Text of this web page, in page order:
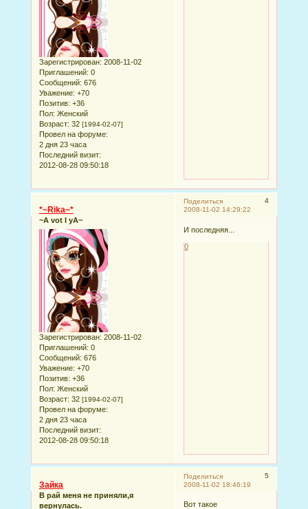
Зарегистрирован: 2008-11-02
Приглашений: 0
Сообщений: 676
Уважение: +70
Позитив: +36
Пол: Женский
Возраст: 32 [1994-02-07]
Провел на форуме:
2 дня 23 часа
Последний визит:
2012-08-28 09:50:18
Поделиться
4
2008-11-02 14:29:22
*~Rika~*
~A vot I yA~
Зарегистрирован: 2008-11-02
Приглашений: 0
Сообщений: 676
Уважение: +70
Позитив: +36
Пол: Женский
Возраст: 32 [1994-02-07]
Провел на форуме:
2 дня 23 часа
Последний визит:
2012-08-28 09:50:18
И последняя...
0
Поделиться
5
2008-11-02 18:46:19
Зайка
В рай меня не приняли,я
вернулась.
Вот такое